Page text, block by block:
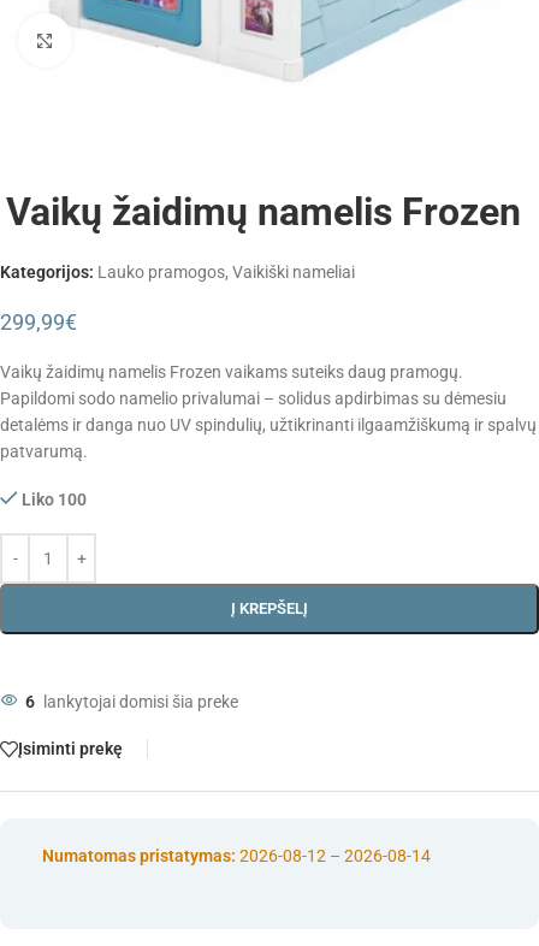
Padidinti
Vaikų žaidimų namelis Frozen
Kategorijos: Lauko pramogos, Vaikiški nameliai
299,99€
Vaikų žaidimų namelis Frozen vaikams suteiks daug pramogų.
Papildomi sodo namelio privalumai – solidus apdirbimas su dėmesiu
detalėms ir danga nuo UV spindulių, užtikrinanti ilgaamžiškumą ir spalvų
patvarumą.
Liko 100
Į KREPŠELĮ
6 lankytojai domisi šia preke
Įsiminti prekę
Numatomas pristatymas: 2026-08-12 – 2026-08-14